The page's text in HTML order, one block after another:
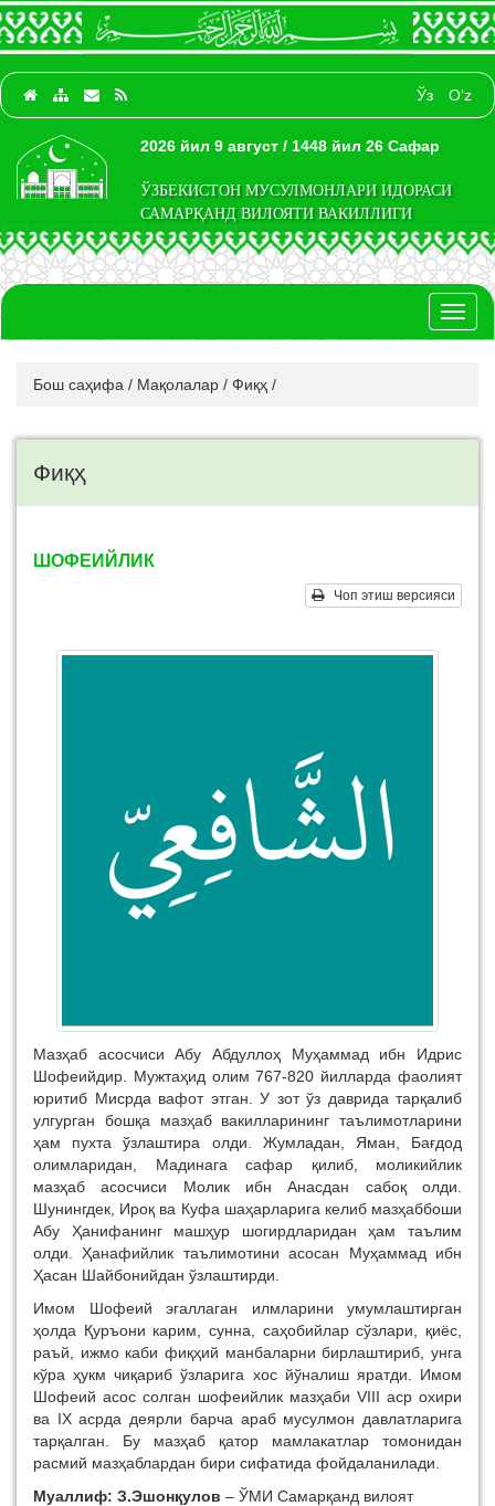
Ўз O‘z
2026 йил 9 август / 1448 йил 26 Сафар
ЎЗБЕКИСТОН МУСУЛМОНЛАРИ ИДОРАСИ
САМАРҚАНД ВИЛОЯТИ ВАКИЛЛИГИ
Бош саҳифа / Мақолалар / Фиқҳ /
Фиқҳ
ШОФЕИЙЛИК
Чоп этиш версияси
Мазҳаб асосчиси Абу Абдуллоҳ Муҳаммад ибн Идрис
Шофеийдир. Мужтаҳид олим 767-820 йилларда фаолият
юритиб Мисрда вафот этган. У зот ўз даврида тарқалиб
улгурган бошқа мазҳаб вакилларининг таълимотларини
ҳам пухта ўзлаштира олди. Жумладан, Яман, Бағдод
олимларидан, Мадинага сафар қилиб, моликийлик
мазҳаб асосчиси Молик ибн Анасдан сабоқ олди.
Шунингдек, Ироқ ва Куфа шаҳарларига келиб мазҳаббоши
Абу Ҳанифанинг машҳур шогирдларидан ҳам таълим
олди. Ҳанафийлик таълимотини асосан Муҳаммад ибн
Ҳасан Шайбонийдан ўзлаштирди.
Имом Шофеий эгаллаган илмларини умумлаштирган
ҳолда Қуръони карим, сунна, саҳобийлар сўзлари, қиёс,
раъй, ижмо каби фиқҳий манбаларни бирлаштириб, унга
кўра ҳукм чиқариб ўзларига хос йўналиш яратди. Имом
Шофеий асос солган шофеийлик мазҳаби VIII аср охири
ва IX асрда деярли барча араб мусулмон давлатларига
тарқалган. Бу мазҳаб қатор мамлакатлар томонидан
расмий мазҳаблардан бири сифатида фойдаланилади.
Муаллиф: З.Эшонқулов – ЎМИ Самарқанд вилоят